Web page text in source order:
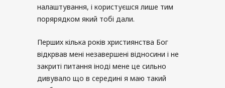
налаштування, і користуєшся лише тим
порярядком який тобі дали.
Перших кілька років християнства Бог
відкрвав мені незавершені відносини і не
закриті питання іноді мене це сильно
дивувало що в середині я маю такий